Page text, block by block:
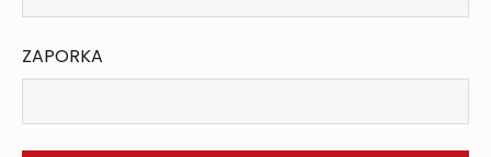
ZAPORKA